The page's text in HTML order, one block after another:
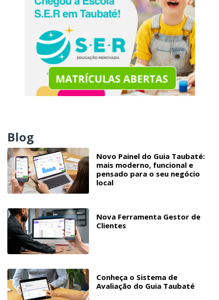
Blog
Novo Painel do Guia Taubaté:
mais moderno, funcional e
pensado para o seu negócio
local
Nova Ferramenta Gestor de
Clientes
Conheça o Sistema de
Avaliação do Guia Taubaté